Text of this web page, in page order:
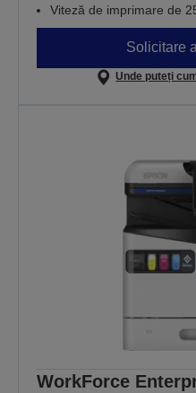
Viteză de imprimare de
Solicitare
Unde puteți
WorkForce